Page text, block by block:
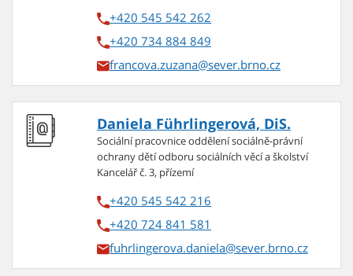
+420 545 542 262
+420 734 884 849
francova.zuzana
Daniela Führlingerová, DiS.
Sociální pracovnice oddělení sociálně-právní
ochrany dětí odboru sociálních věcí a školství
Kancelář č. 3, přízemí
+420 545 542 216
+420 724 841 581
fuhrlingerova.daniela